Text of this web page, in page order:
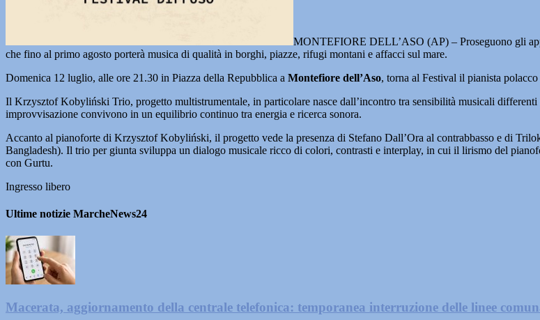
MONTEFIORE DELL’ASO (AP) – Proseguono gli
che fino al primo agosto porterà musica di qualità in borghi, piazze, rifugi montani e affacci sul mare.
Domenica 12 luglio, alle ore 21.30 in Piazza della Repubblica a Montefiore dell’Aso, torna al Festival il pianista polacco
Il Krzysztof Kobyliński Trio, progetto multistrumentale, in particolare nasce dall’incontro tra sensibilità musicali
improvvisazione convivono in un equilibrio continuo tra energia e ricerca sonora.
Accanto al pianoforte di Krzysztof Kobyliński, il progetto vede la presenza di Stefano Dall’Ora al contrabbasso e di
Bangladesh). Il trio per giunta sviluppa un dialogo musicale ricco di colori, contrasti e interplay, in cui il lirismo del
con Gurtu.
Ingresso libero
Ultime notizie MarcheNews24
Macerata, aggiornamento della centrale telefonica: temporanea interruzione delle linee